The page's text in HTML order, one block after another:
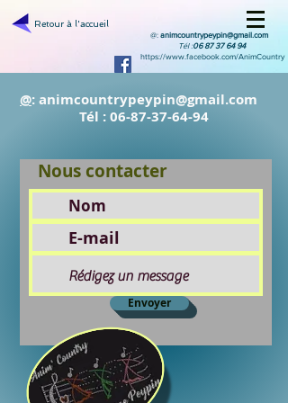
Retour à l'accueil
@:animcountrypeypin@gmail.com
Tél :06 87 37 64 94
https://www.facebook.com/AnimCountry
@:animcountrypeypin@gmail.com
Tél :06-87-37-64-94
Nous contacter
Envoyer